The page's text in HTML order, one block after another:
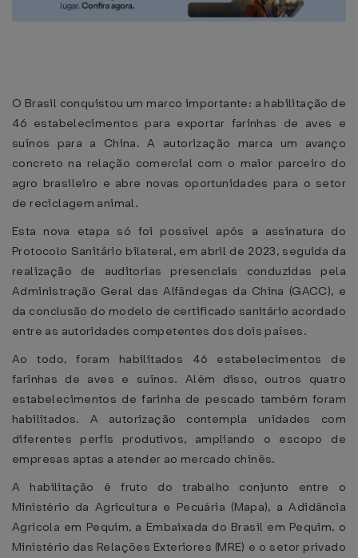
O Brasil conquistou um marco importante: a habilitação de
46 estabelecimentos para exportar farinhas de aves e
suínos para a China. A autorização marca um avanço
concreto na relação comercial com o maior parceiro do
agro brasileiro e abre novas oportunidades para o setor
de reciclagem animal.
Esta nova etapa só foi possível após a assinatura do
Protocolo Sanitário bilateral, em abril de 2023, seguida da
realização de auditorias presenciais conduzidas pela
Administração Geral das Alfândegas da China (GACC), e
da conclusão do modelo de certificado sanitário acordado
entre as autoridades competentes dos dois países.
Ao todo, foram habilitados 46 estabelecimentos de
farinhas de aves e suínos. Além disso, outros quatro
estabelecimentos de farinha de pescado também foram
habilitados. A autorização contempla unidades com
diferentes perfis produtivos, ampliando o escopo de
empresas aptas a atender ao mercado chinês.
A habilitação é fruto do trabalho conjunto entre o
Ministério da Agricultura e Pecuária (Mapa), a Adidância
Agrícola em Pequim, a Embaixada do Brasil em Pequim, o
Ministério das Relações Exteriores (MRE) e o setor privado